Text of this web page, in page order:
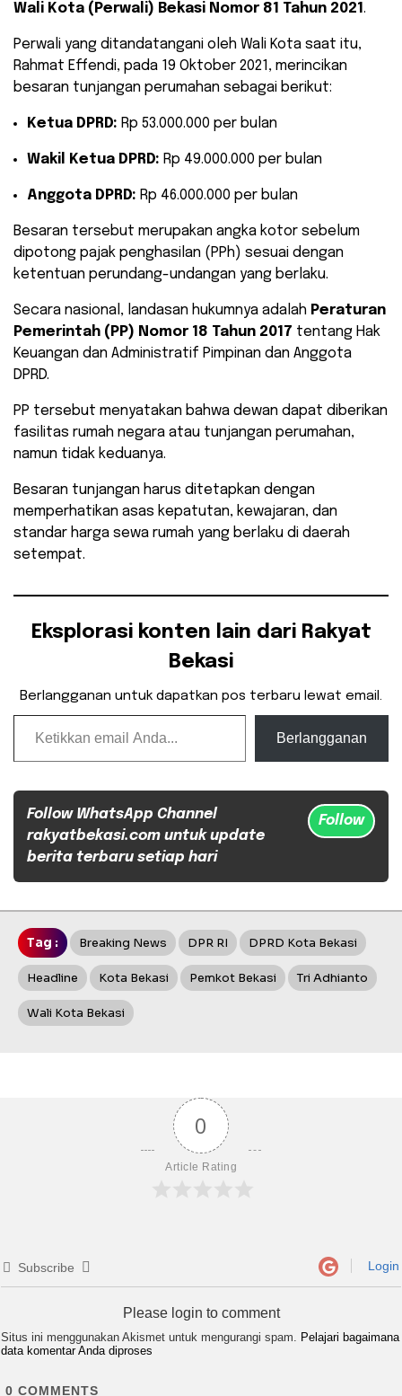
Wali Kota (Perwali) Bekasi Nomor 81 Tahun 2021 .
​Perwali yang ditandatangani oleh Wali Kota saat itu,
Rahmat Effendi, pada 19 Oktober 2021, merincikan
besaran tunjangan perumahan sebagai berikut:
Ketua DPRD: Rp 53.000.000 per bulan
Wakil Ketua DPRD: Rp 49.000.000 per bulan
Anggota DPRD: Rp 46.000.000 per bulan
​Besaran tersebut merupakan angka kotor sebelum
dipotong pajak penghasilan (PPh) sesuai dengan
ketentuan perundang-undangan yang berlaku.
Secara nasional, landasan hukumnya adalah Peraturan
Pemerintah (PP) Nomor 18 Tahun 2017 tentang Hak
Keuangan dan Administratif Pimpinan dan Anggota
DPRD.
PP tersebut menyatakan bahwa dewan dapat diberikan
fasilitas rumah negara atau tunjangan perumahan,
namun tidak keduanya.
Besaran tunjangan harus ditetapkan dengan
memperhatikan asas kepatutan, kewajaran, dan
standar harga sewa rumah yang berlaku di daerah
setempat.
Eksplorasi konten lain dari Rakyat
Bekasi
Berlangganan untuk dapatkan pos terbaru lewat email.
Ketikkan email Anda...
Berlangganan
Follow WhatsApp Channel
rakyatbekasi.com untuk update
berita terbaru setiap hari
Follow
Tag : Breaking News DPR RI DPRD Kota Bekasi
Headline Kota Bekasi Pemkot Bekasi Tri Adhianto
Wali Kota Bekasi
0
Article Rating
Subscribe Login
Please login to comment
Situs ini menggunakan Akismet untuk mengurangi spam. Pelajari bagaimana
data komentar Anda diproses
0 COMMENTS